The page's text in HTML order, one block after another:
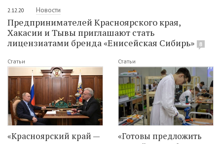
2.12.20 Новости
Предпринимателей Красноярского края,
Хакасии и Тывы приглашают стать
лицензиатами бренда «Енисейская Сибирь»
8
Статьи
«Красноярский край —
Статьи
«Готовы предложить